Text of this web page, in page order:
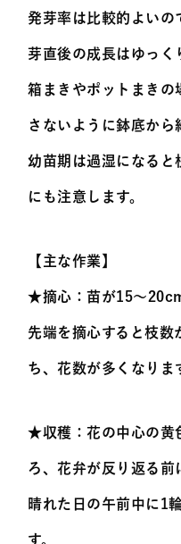
発芽率は比較的よいの
芽直後の成長はゆっく
箱まきやポットまきの
さないように鉢底から
幼苗期は過湿になると
にも注意します。
【主な作業】
★摘心：苗が15～
先端を摘心すると枝数
ち、花数が多くなりま
★収穫：花の中心の黄
ろ、花弁が反り返る前
晴れた日の午前中に1
す。